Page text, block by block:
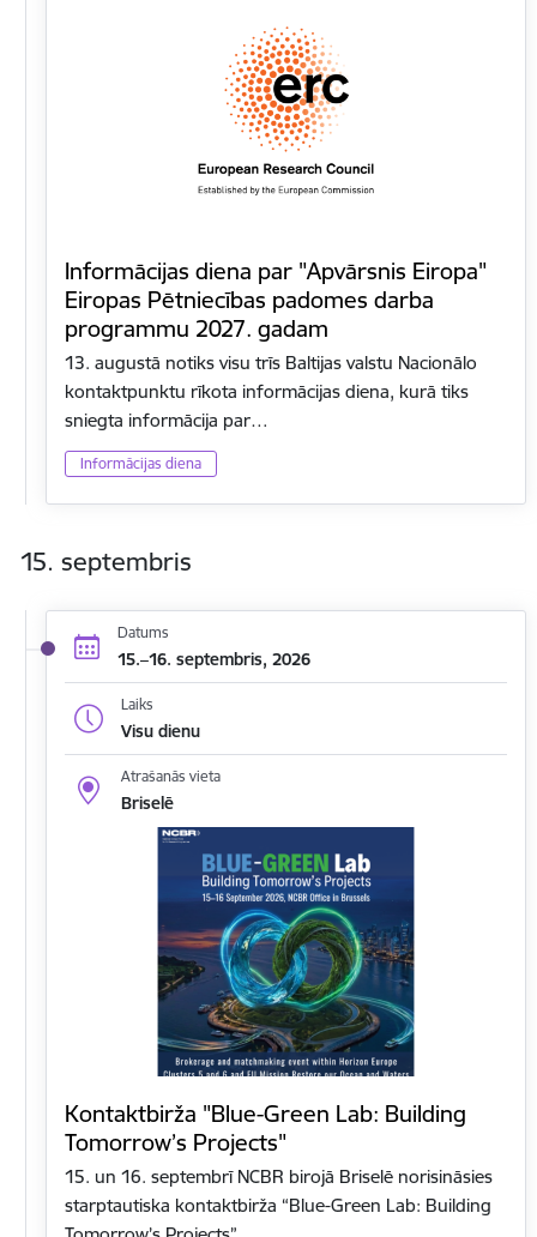
Informācijas diena par "Apvārsnis Eiropa"
Eiropas Pētniecības padomes darba
programmu 2027. gadam
13. augustā notiks visu trīs Baltijas valstu Nacionālo
kontaktpunktu rīkota informācijas diena, kurā tiks
sniegta informācija par…
Informācijas diena
15. septembris
Datums
15.–16. septembris, 2026
Laiks
Visu dienu
Atrašanās vieta
Briselē
Kontaktbirža "Blue-Green Lab: Building
Tomorrow’s Projects"
15. un 16. septembrī NCBR birojā Briselē norisināsies
starptautiska kontaktbirža “Blue-Green Lab: Building